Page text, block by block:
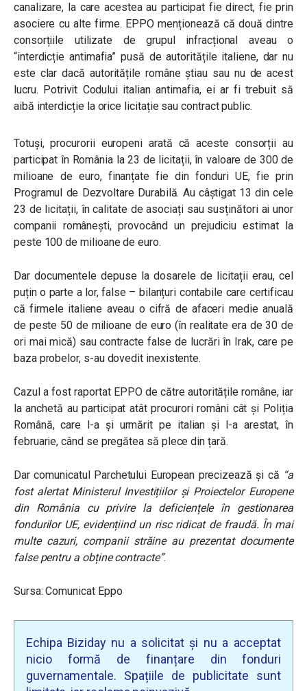
canalizare, la care acestea au participat fie direct, fie prin
asociere cu alte firme. EPPO menționează că două dintre
consorțiile utilizate de grupul infracțional aveau o
“interdicție antimafia” pusă de autoritățile italiene, dar nu
este clar dacă autoritățile române știau sau nu de acest
lucru. Potrivit Codului italian antimafia, ei ar fi trebuit să
aibă interdicție la orice licitație sau contract public.
Totuși, procurorii europeni arată că aceste consorții au
participat în România la 23 de licitații, în valoare de 300 de
milioane de euro, finanțate fie din fonduri UE, fie prin
Programul de Dezvoltare Durabilă. Au câștigat 13 din cele
23 de licitații, în calitate de asociați sau susținători ai unor
companii românești, provocând un prejudiciu estimat la
peste 100 de milioane de euro.
Dar documentele depuse la dosarele de licitații erau, cel
puțin o parte a lor, false – bilanțuri contabile care certificau
că firmele italiene aveau o cifră de afaceri medie anuală
de peste 50 de milioane de euro (în realitate era de 30 de
ori mai mică) sau contracte false de lucrări în Irak, care pe
baza probelor, s-au dovedit inexistente.
Cazul a fost raportat EPPO de către autoritățile române, iar
la anchetă au participat atât procurori români cât și Poliția
Română, care l-a și urmărit pe italian și l-a arestat, în
februarie, când se pregătea să plece din țară.
Dar comunicatul Parchetului European precizează și că “a
fost alertat Ministerul Investițiilor și Proiectelor Europene
din România cu privire la deficiențele în gestionarea
fondurilor UE, evidențiind un risc ridicat de fraudă. În mai
multe cazuri, companii străine au prezentat documente
false pentru a obține contracte”.
Sursa: Comunicat Eppo
Echipa Biziday nu a solicitat și nu a acceptat
nicio formă de finanțare din fonduri
guvernamentale. Spațiile de publicitate sunt